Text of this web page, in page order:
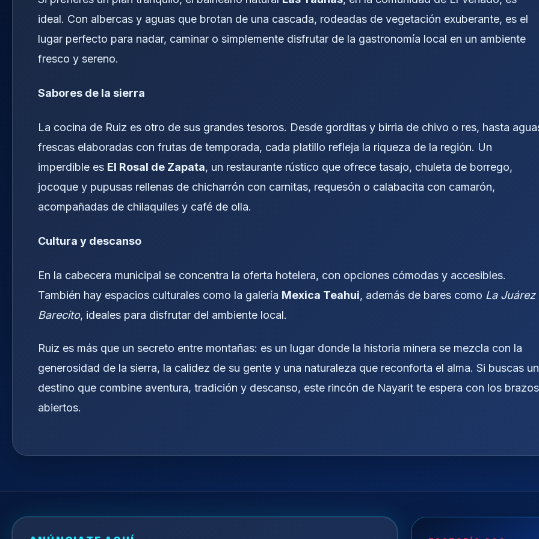
ideal. Con albercas y aguas que brotan de una cascada, rodeadas de vegetación exuberante, es el
lugar perfecto para nadar, caminar o simplemente disfrutar de la gastronomía local en un ambiente
fresco y sereno.
Sabores de la sierra
La cocina de Ruiz es otro de sus grandes tesoros. Desde gorditas y birria de chivo o res, hasta
frescas elaboradas con frutas de temporada, cada platillo refleja la riqueza de la región. Un
imperdible es El Rosal de Zapata, un restaurante rústico que ofrece tasajo, chuleta de borrego,
jocoque y pupusas rellenas de chicharrón con carnitas, requesón o calabacita con camarón,
acompañadas de chilaquiles y café de olla.
Cultura y descanso
En la cabecera municipal se concentra la oferta hotelera, con opciones cómodas y accesibles.
También hay espacios culturales como la galería Mexica Teahui, además de bares como La Juárez
Barecito, ideales para disfrutar del ambiente local.
Ruiz es más que un secreto entre montañas: es un lugar donde la historia minera se mezcla con la
generosidad de la sierra, la calidez de su gente y una naturaleza que reconforta el alma. Si buscas un
destino que combine aventura, tradición y descanso, este rincón de Nayarit te espera con los brazos
abiertos.